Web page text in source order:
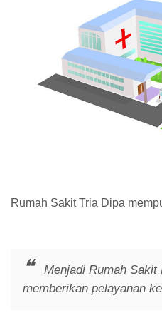
Rumah Sakit Tria Dipa
Menjadi Rumah Sakit
memberikan pelayanan